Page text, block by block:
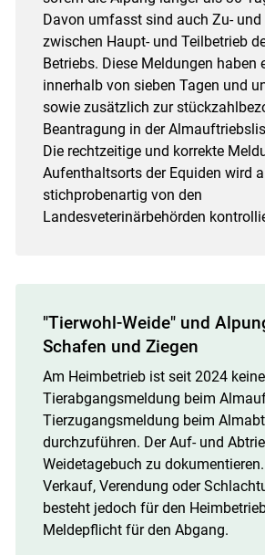
Davon umfasst sind auch Zu- und
zwischen Haupt- und Teilbetrieb
Betriebs. Diese Meldungen haben
innerhalb von sieben Tagen und
sowie zusätzlich zur
Beantragung in der
Die rechtzeitige und korrekte
Aufenthaltsorts der Equiden wird
stichprobenartig von den
Landesveterinärbehörden
"Tierwohl-Weide" und
Schafen und Ziegen
Am Heimbetrieb ist seit 2024 keine
Tierabgangsmeldung beim
Tierzugangsmeldung beim
durchzuführen. Der Auf- und
Weidetagebuch zu
Verkauf, Verendung oder
besteht jedoch für den
Meldepflicht für den Abgang.